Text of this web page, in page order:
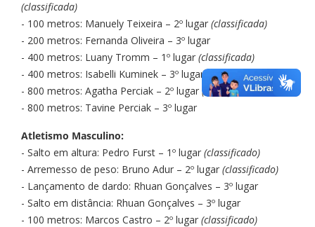
(classificada)
- 100 metros: Manuely Teixeira – 2º lugar (classificada)
- 200 metros: Fernanda Oliveira – 3º lugar
- 400 metros: Luany Tromm – 1º lugar (classificada)
- 400 metros: Isabelli Kuminek – 3º lugar
- 800 metros: Agatha Perciak – 2º lugar (classificada)
- 800 metros: Tavine Perciak – 3º lugar
Atletismo Masculino:
- Salto em altura: Pedro Furst – 1º lugar (classificado)
- Arremesso de peso: Bruno Adur – 2º lugar (classificado)
- Lançamento de dardo: Rhuan Gonçalves – 3º lugar
- Salto em distância: Rhuan Gonçalves – 3º lugar
- 100 metros: Marcos Castro – 2º lugar (classificado)